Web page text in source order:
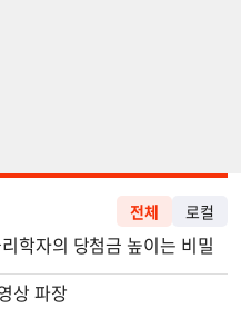
전체 로컬
학자의 당첨금 높이는 비밀
상 파장